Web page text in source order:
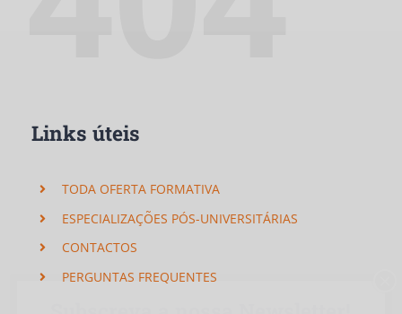
Links úteis
TODA OFERTA FORMATIVA
ESPECIALIZAÇÕES PÓS-UNIVERSITÁRIAS
CONTACTOS
PERGUNTAS FREQUENTES